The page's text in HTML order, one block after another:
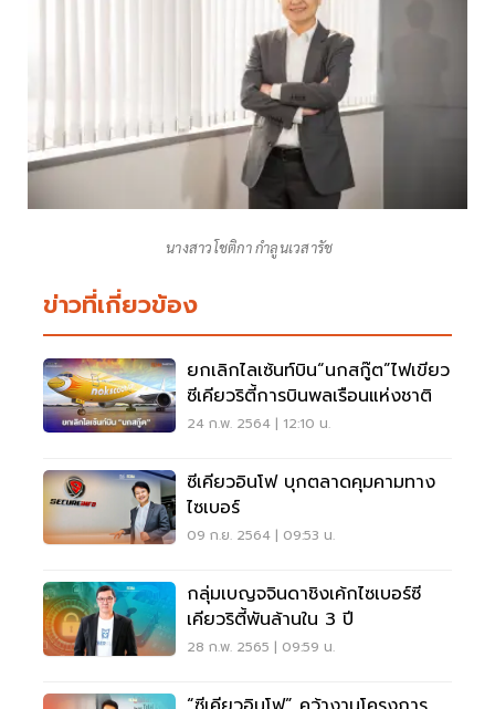
นางสาวโชติกา กำลูนเวสารัช
ข่าวที่เกี่ยวข้อง
ยกเลิกไลเซ้นท์บิน“นกสกู๊ต”ไฟเขียว
ซีเคียวริตี้การบินพลเรือนแห่งชาติ
24 ก.พ. 2564 | 12:10 น.
ซีเคียวอินโฟ บุกตลาดคุมคามทาง
ไซเบอร์
09 ก.ย. 2564 | 09:53 น.
กลุ่มเบญจจินดาชิงเค้กไซเบอร์ซี
เคียวริตี้พันล้านใน 3 ปี
28 ก.พ. 2565 | 09:59 น.